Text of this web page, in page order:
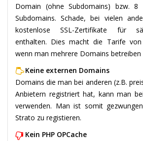
Domain (ohne Subdomains) bzw.
Subdomains. Schade, bei vielen
kostenlose SSL-Zertifikate für
enthalten. Dies macht die Tarife
wenn man mehrere Domains betreiben
Keine externen Domains
Domains die man bei anderen (z.B.
Anbietern registriert hat, kann man
verwenden. Man ist somit
Strato zu registieren.
Kein PHP OPCache